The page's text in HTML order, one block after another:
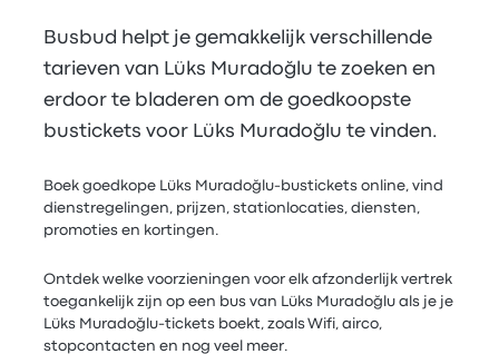
Busbud helpt je gemakkelijk verschillende
tarieven van Lüks Muradoğlu te zoeken en
erdoor te bladeren om de goedkoopste
bustickets voor Lüks Muradoğlu te vinden.
Boek goedkope Lüks Muradoğlu-bustickets online, vind
dienstregelingen, prijzen, stationlocaties, diensten,
promoties en kortingen.
Ontdek welke voorzieningen voor elk afzonderlijk vertrek
toegankelijk zijn op een bus van Lüks Muradoğlu als je je
Lüks Muradoğlu-tickets boekt, zoals Wifi, airco,
stopcontacten en nog veel meer.